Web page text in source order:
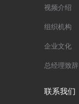
视频介绍
组织机构
企业文化
总经理致辞
联系我们